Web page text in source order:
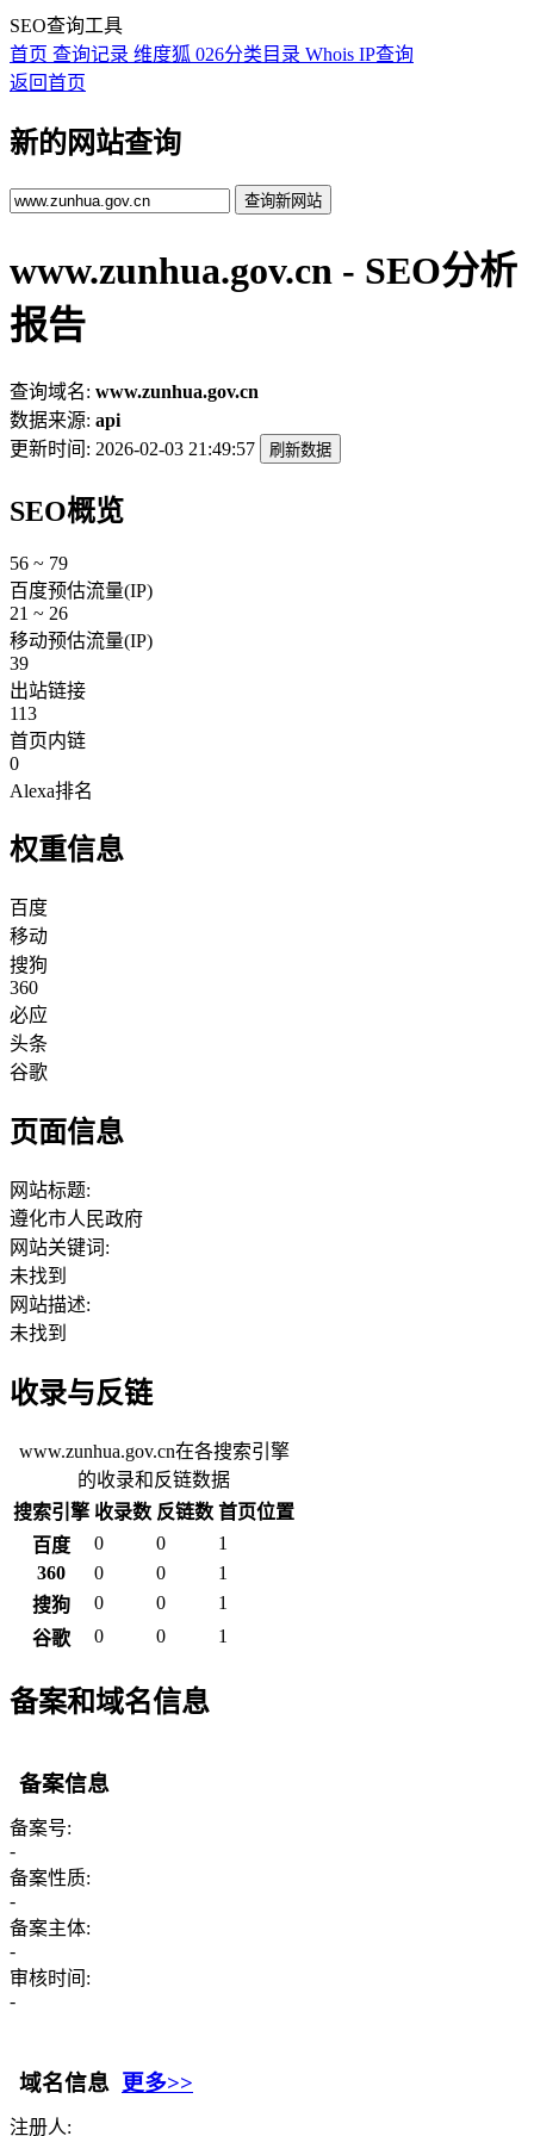
SEO查询工具
首页 查询记录 维度狐 026分类目录 Whois IP查询
返回首页
新的网站查询
查询新网站
www.zunhua.gov.cn - SEO分析
报告
查询域名: www.zunhua.gov.cn
数据来源: api
更新时间: 2026-02-03 21:49:57 刷新数据
SEO概览
56 ~ 79
百度预估流量(IP)
21 ~ 26
移动预估流量(IP)
39
出站链接
113
首页内链
0
Alexa排名
权重信息
百度
移动
搜狗
360
必应
头条
谷歌
页面信息
网站标题:
遵化市人民政府
网站关键词:
未找到
网站描述:
未找到
收录与反链
www.zunhua.gov.cn在各搜索引擎
的收录和反链数据
搜索引擎 收录数 反链数 首页位置
百度
0 0
1
360
0 0
1
搜狗
0 0
1
谷歌
0 0 1
备案和域名信息
备案信息
备案号:
-
备案性质:
-
备案主体:
-
审核时间:
-
域名信息 更多>>
注册人: